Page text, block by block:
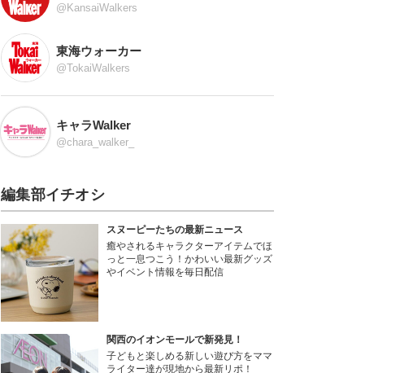
@KansaiWalkers
東海ウォーカー
@TokaiWalkers
キャラWalker
@chara_walker_
編集部イチオシ
スヌーピーたちの最新ニュース
癒やされるキャラクターアイテムでほ
っと一息つこう！かわいい最新グッズ
やイベント情報を毎日配信
関西のイオンモールで新発見！
子どもと楽しめる新しい遊び方をママ
ライター達が現地から最新リポ！